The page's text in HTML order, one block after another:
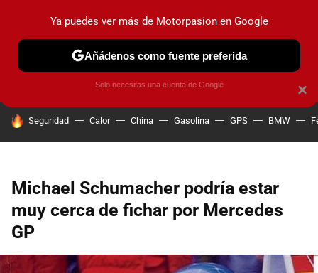
PRUEBAS COCHES ELÉCTRICOS OBSERVATORIO
HOY SE HABLA DE
Seguridad Calor China Gasolina GPS BMW
Michael Schumacher podría estar
muy cerca de fichar por Mercedes
GP
×
Ya puedes ver más de Motorpasion en Google
Añádenos como fuente preferida
Solo necesitas una cuenta de Google